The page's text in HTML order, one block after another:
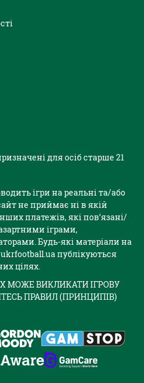
для осіб старше 21
ігри на реальні та/або
не приймає ні в якій
платежів, які пов’язані/
іграми,
Будь-які матеріали на
публікуються
цілях.
МОЖЕ ВИКЛИКАТИ ІГРОВУ
ПРАВИЛ (ПРИНЦИПІВ)